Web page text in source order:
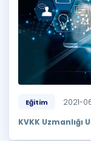
Eğitim
2021-
KVKK Uzmanlığı